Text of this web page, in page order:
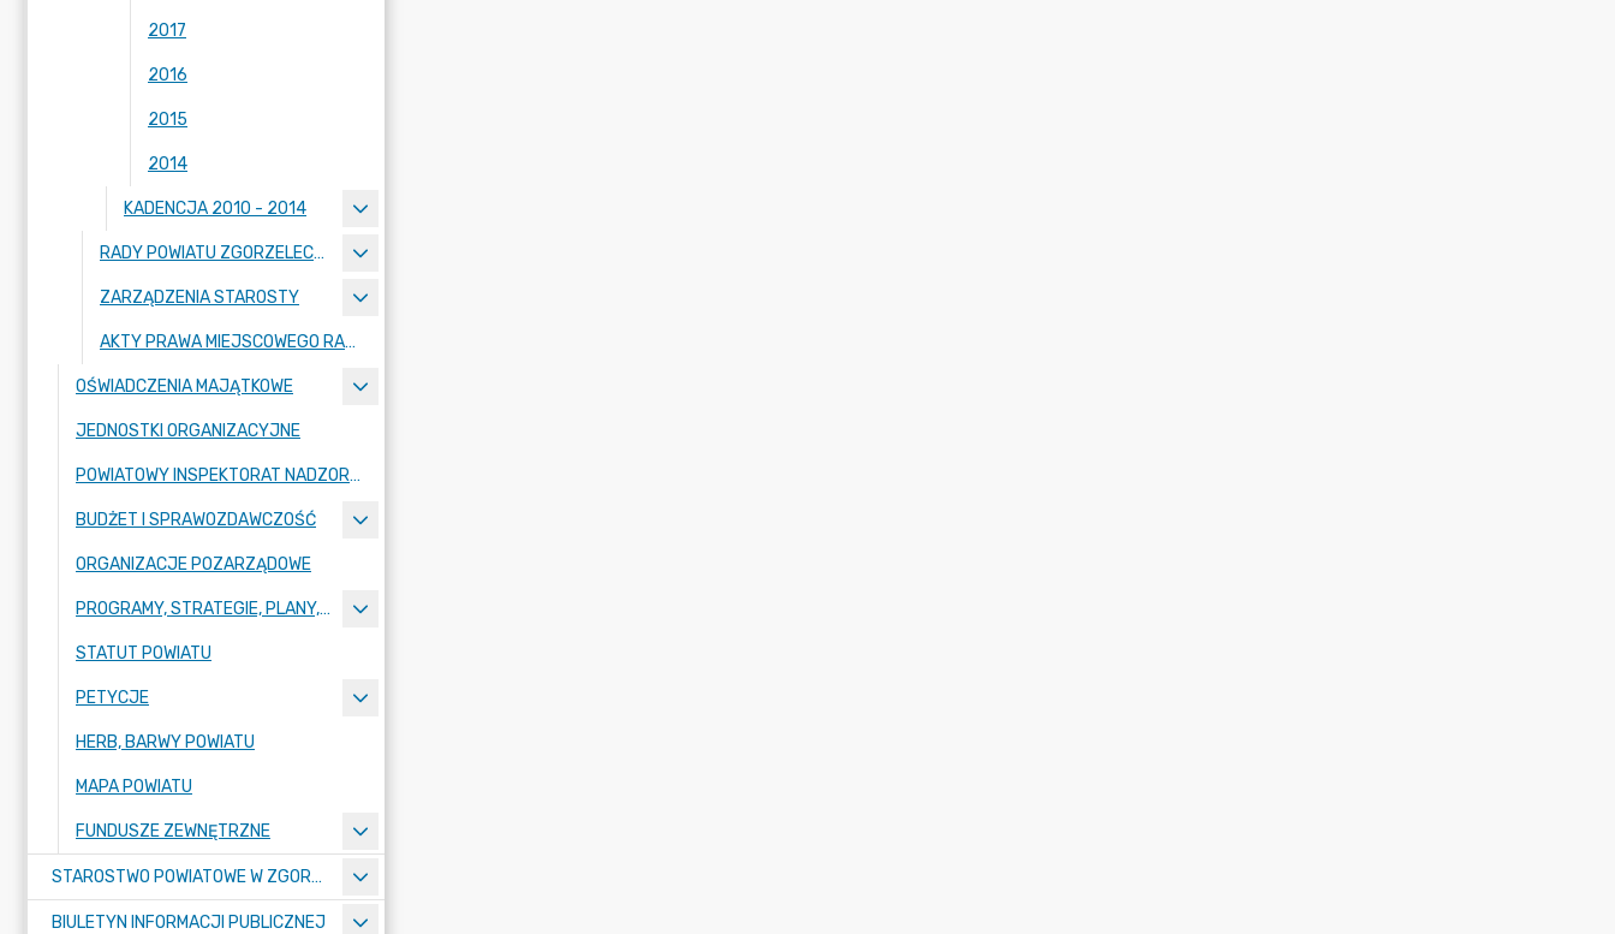
2017
2016
2015
2014
KADENCJA 2010 - 2014
RADY POWIATU ZGORZELECKIEGO
ZARZĄDZENIA STAROSTY
AKTY PRAWA MIEJSCOWEGO RADY POWIATU ZGORZELECKIEGO
OŚWIADCZENIA MAJĄTKOWE
JEDNOSTKI ORGANIZACYJNE
POWIATOWY INSPEKTORAT NADZORU BUDOWLANEGO
BUDŻET I SPRAWOZDAWCZOŚĆ
ORGANIZACJE POZARZĄDOWE
PROGRAMY, STRATEGIE, PLANY, RAPORTY
STATUT POWIATU
PETYCJE
HERB, BARWY POWIATU
MAPA POWIATU
FUNDUSZE ZEWNĘTRZNE
STAROSTWO POWIATOWE W ZGORZELCU
BIULETYN INFORMACJI PUBLICZNEJ